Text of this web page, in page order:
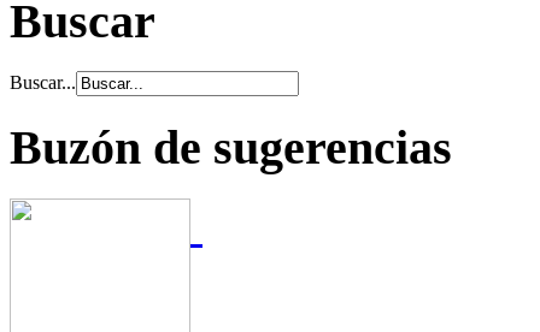
Buscar
Buscar...
Buzón de sugerencias